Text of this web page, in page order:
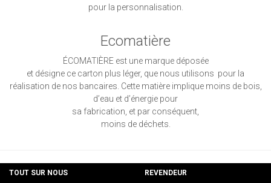
pour la personnalisation.
Ecomatière
ÉCOMATIÈRE est une marque déposée
et désigne ce carton plus léger, que nous utilisons pour la
réalisation de nos bancaires. Cette matière implique moins de bois,
d’eau et d’énergie pour
sa fabrication, et par conséquent,
moins de déchets.
TOUT SUR NOUS REVENDEUR